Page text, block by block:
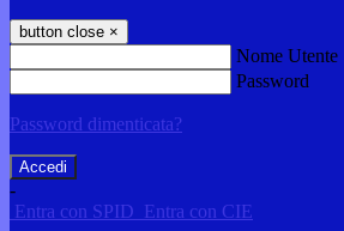
button close ×
Nome Utente
Password
Password dimenticata?
-
Entra con SPID Entra con CIE